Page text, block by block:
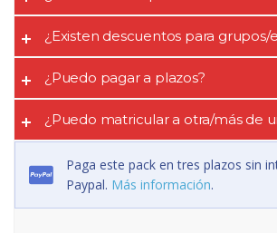
¿Existen descuentos para grupos/
¿Puedo pagar a plazos?
¿Puedo matricular a otra/más de
Paga este pack en tres plazos sin
Paypal. Más información.